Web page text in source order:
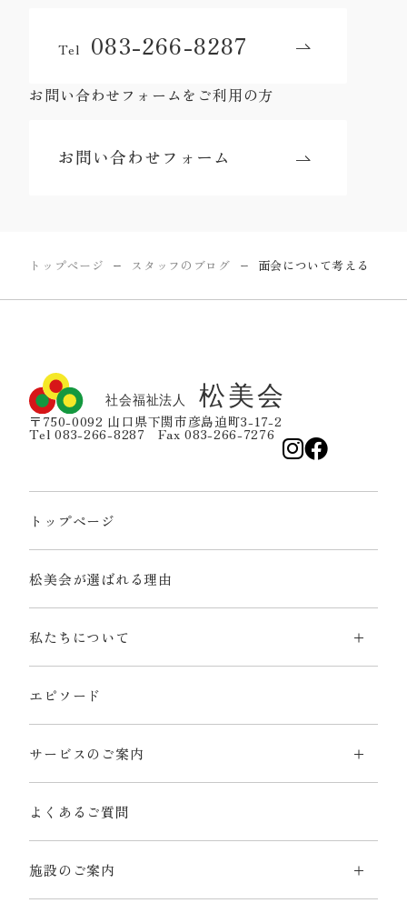
Tel 083-266-8287
お問い合わせフォームをご利用の方
お問い合わせフォーム
トップページ ー スタッフのブログ ー 面会について考える
〒750-0092 山口県下関市彦島迫町3-17-2
Tel 083-266-8287 Fax 083-266-7276
トップページ
松美会が選ばれる理由
私たちについて
エピソード
サービスのご案内
よくあるご質問
施設のご案内